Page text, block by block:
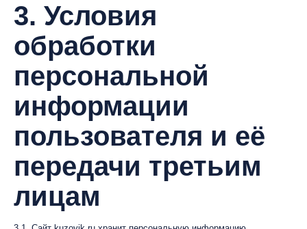
3. Условия
обработки
персональной
информации
пользователя и её
передачи третьим
лицам